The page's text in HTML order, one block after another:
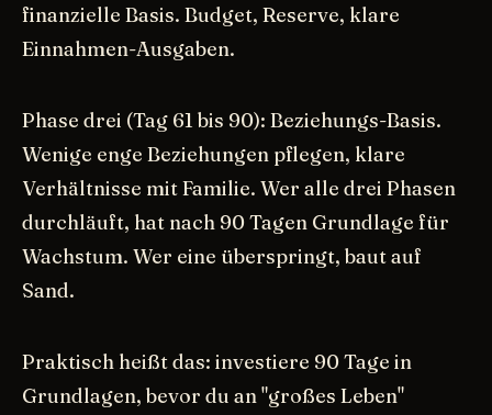
finanzielle Basis. Budget, Reserve, klare
Einnahmen-Ausgaben.
Phase drei (Tag 61 bis 90): Beziehungs-Basis.
Wenige enge Beziehungen pflegen, klare
Verhältnisse mit Familie. Wer alle drei Phasen
durchläuft, hat nach 90 Tagen Grundlage für
Wachstum. Wer eine überspringt, baut auf
Sand.
Praktisch heißt das: investiere 90 Tage in
Grundlagen, bevor du an "großes Leben"